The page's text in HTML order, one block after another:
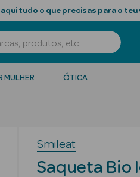
tudo o que precisas para o teu
MULHER ÓTICA
Smileat
Saqueta Bio